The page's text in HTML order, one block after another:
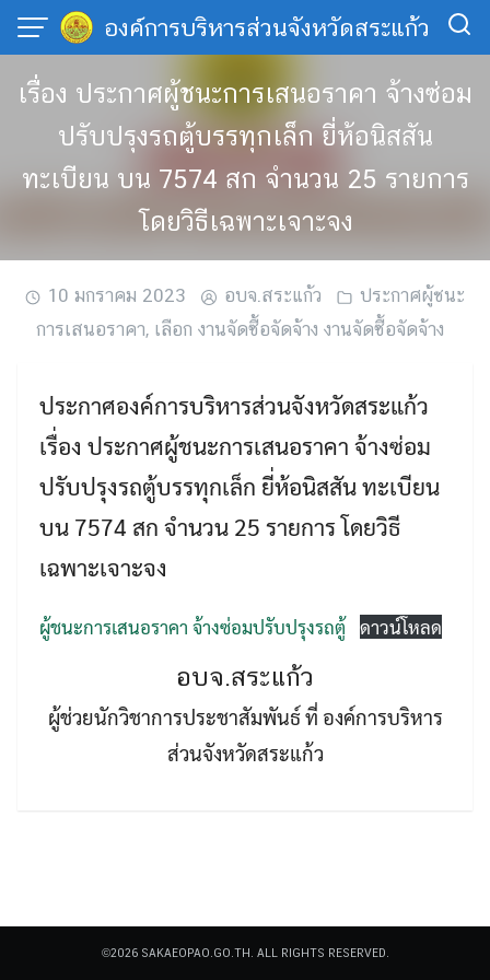
Skip
content
องค์การบริหารส่วนจังหวัดสระแก้ว
Search
เรื่อง ประกาศผู้ชนะการเสนอราคา จ้างซ่อม
ปรับปรุงรถตู้บรรทุกเล็ก ยี่ห้อนิสสัน
ทะเบียน บน 7574 สก จำนวน 25 รายการ
โดยวิธีเฉพาะเจาะจง
10 มกราคม 2023 อบจ.สระแก้ว
ประกาศผู้ชนะ
การเสนอราคา, เลือก งานจัดซื้อจัดจ้าง งานจัดซื้อจัดจ้าง
ประกาศองค์การบริหารส่วนจังหวัดสระแก้ว
เรื่อง ประกาศผู้ชนะการเสนอราคา จ้างซ่อม
ปรับปรุงรถตู้บรรทุกเล็ก ยี่ห้อนิสสัน ทะเบียน
บน 7574 สก จำนวน 25 รายการ โดยวิธี
เฉพาะเจาะจง
ผู้ชนะการเสนอราคา จ้างซ่อมปรับปรุงรถตู้ ดาวน์โหลด
อบจ.สระแก้ว
ผู้ช่วยนักวิชาการประชาสัมพันธ์ ที่ องค์การบริหาร
ส่วนจังหวัดสระแก้ว
©2026 SAKAEOPAO.GO.TH. ALL RIGHTS RESERVED.